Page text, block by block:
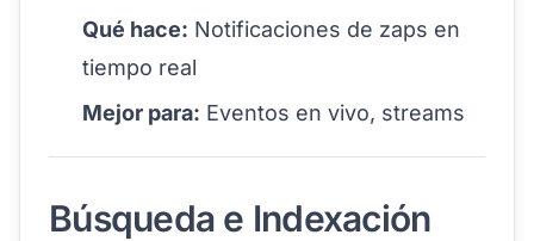
Qué hace: Notificaciones de zaps en
tiempo real
Mejor para: Eventos en vivo, streams
Búsqueda e Indexación